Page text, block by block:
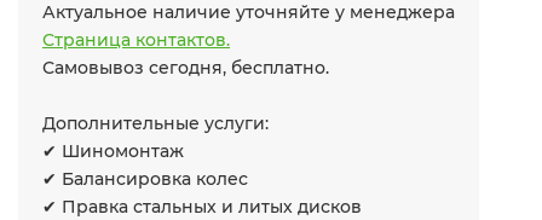
Актуальное наличие уточняйте у менеджера
Страница контактов.
Самовывоз сегодня, бесплатно.
Дополнительные услуги:
✔ Шиномонтаж
✔ Балансировка колес
✔ Правка стальных и литых дисков